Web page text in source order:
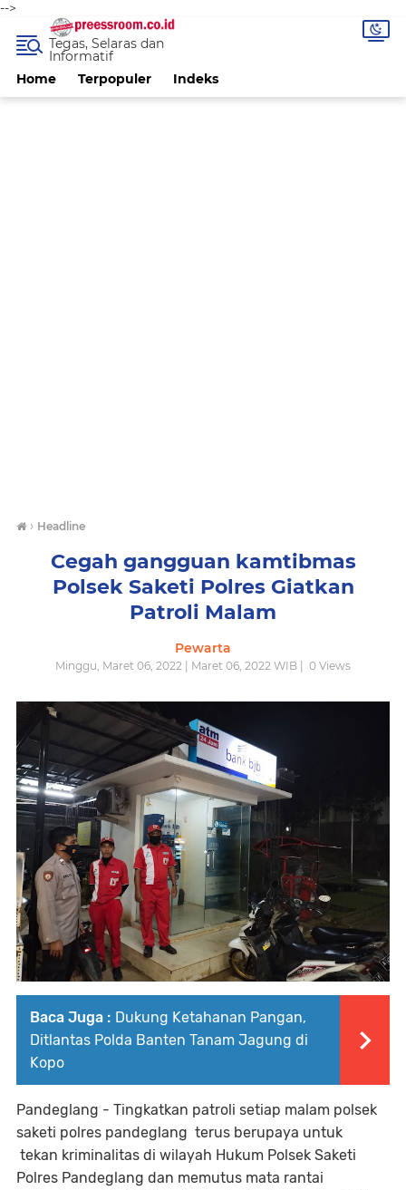
-->
Home Terpopuler Indeks
Tegas, Selaras dan
Informatif
› Headline
Cegah gangguan kamtibmas
Polsek Saketi Polres Giatkan
Patroli Malam
Pewarta
Minggu, Maret 06, 2022 | Maret 06, 2022 WIB | 0 Views
Baca Juga : Dukung Ketahanan Pangan,
Ditlantas Polda Banten Tanam Jagung di
Kopo
Pandeglang - Tingkatkan patroli setiap malam polsek
saketi polres pandeglang terus berupaya untuk
tekan kriminalitas di wilayah Hukum Polsek Saketi
Polres Pandeglang dan memutus mata rantai